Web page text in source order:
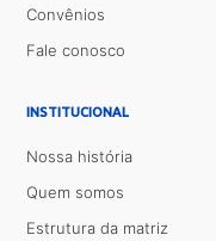
Convênios
Fale conosco
INSTITUCIONAL
Nossa história
Quem somos
Estrutura da matriz